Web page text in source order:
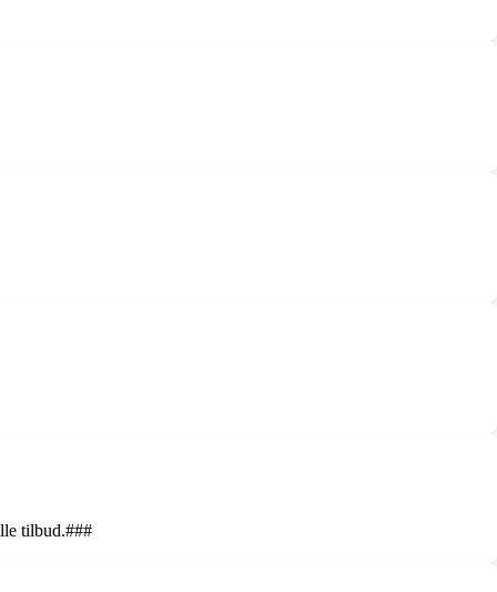
tilbud.###